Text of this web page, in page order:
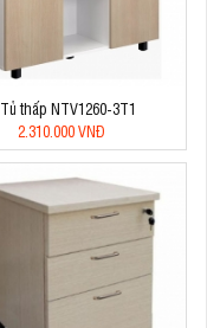
Tủ thấp NTV1260-3T1
2.310.000 VNĐ